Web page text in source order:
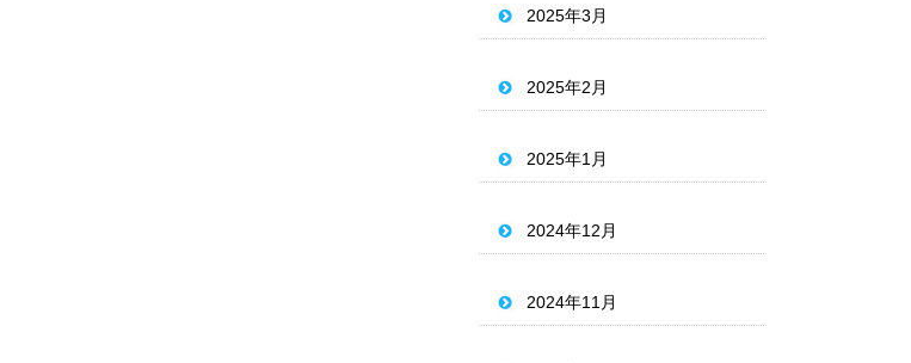
2025年3月
2025年2月
2025年1月
2024年12月
2024年11月